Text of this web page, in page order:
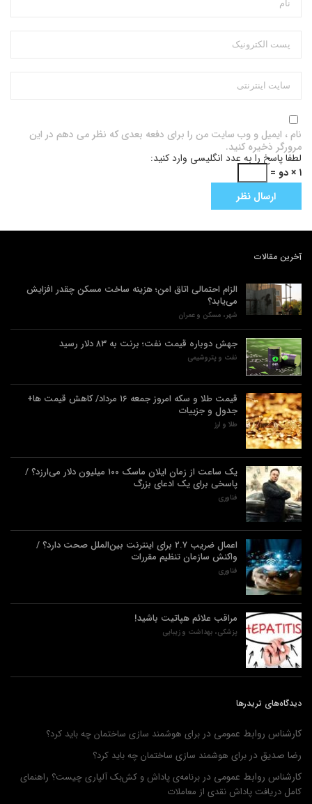
نام ، ایمیل و وب سایت من را برای دفعه بعدی که نظر می دهم در این
مرورگر ذخیره کنید.
لطفا پاسخ را به عدد انگلیسی وارد کنید:
۱ × دو =
آخرین مقالات
الزام احتمالی اتاق امن؛ هزینه ساخت مسکن چقدر افزایش
می‌یابد؟
شهر، مسکن و عمران
جهش دوباره قیمت نفت؛ برنت به ۸۳ دلار رسید
نفت و پتروشیمی
قیمت طلا و سکه امروز جمعه ۱۶ مرداد/ کاهش قیمت ها+
جدول و جزییات
طلا و ارز
یک ساعت از زمان ایلان ماسک ۱۰۰ میلیون دلار می‌ارزد؟ /
پاسخی برای یک ادعای بزرگ
فناوری
اعمال ضریب ۲.۷ برای اینترنت بین‌الملل صحت دارد؟ /
واکنش سازمان تنظیم مقررات
فناوری
مراقب علائم هپاتیت باشید!
پزشکی، بهداشت و زیبایی
دیدگاه‌های تریدرها
کارشناس روابط عمومی در برای هوشمند سازی ساختمان چه باید کرد؟
رضا صدیق در برای هوشمند سازی ساختمان چه باید کرد؟
کارشناس روابط عمومی در برنامه‌ی پاداش و کش‌بک آلپاری چیست؟ راهنمای
کامل دریافت پاداش نقدی از معاملات